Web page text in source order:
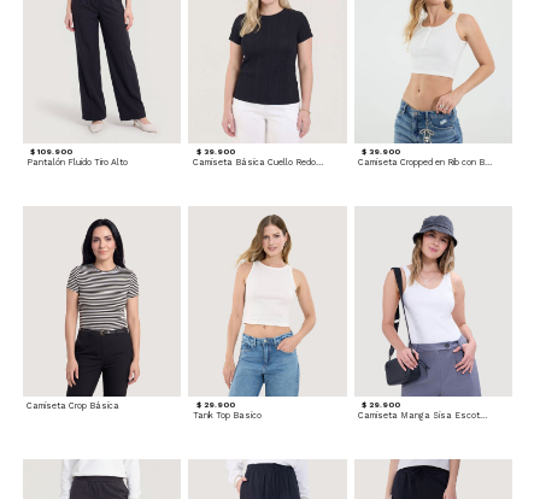
$ 109.900
Pantalón Fluido Tiro Alto
$ 39.900
Camiseta Básica Cuello Redondo
$ 39.900
Camiseta Cropped en Rib con Botones
Camiseta Crop Básica $ 29.900
Tank Top Basico
$ 29.900